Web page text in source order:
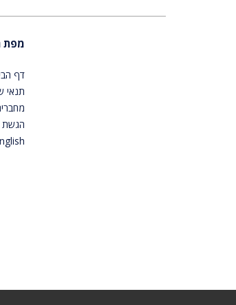
מפת
דף
תנאי
הגשת